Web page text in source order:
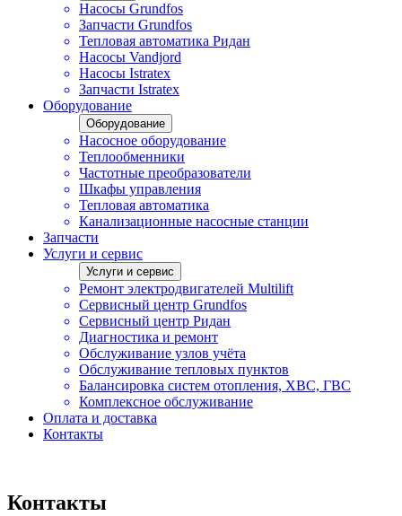
Насосы Grundfos
Запчасти Grundfos
Тепловая автоматика Ридан
Насосы Vandjord
Насосы Istratex
Запчасти Istratex
Оборудование
Оборудование
Насосное оборудование
Теплообменники
Частотные преобразователи
Шкафы управления
Тепловая автоматика
Канализационные насосные станции
Запчасти
Услуги и сервис
Услуги и сервис
Ремонт электродвигателей Multilift
Сервисный центр Grundfos
Сервисный центр Ридан
Диагностика и ремонт
Обслуживание узлов учёта
Обслуживание тепловых пунктов
Балансировка систем отопления, ХВС, ГВС
Комплексное обслуживание
Оплата и доставка
Контакты
Контакты